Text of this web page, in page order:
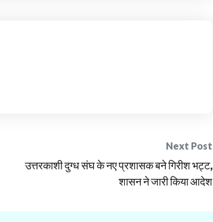
Next Post
उत्तरकाशी दुग्ध संघ के नए प्रशासक बने गिरीश भट्ट,
शासन ने जारी किया आदेश